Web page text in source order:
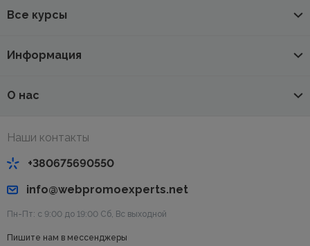
Все курсы
Информация
О нас
Наши контакты
+380675690550
info@webpromoexperts.net
Пн-Пт: с 9:00 до 19:00 Cб, Вс выходной
Пишите нам в мессенджеры